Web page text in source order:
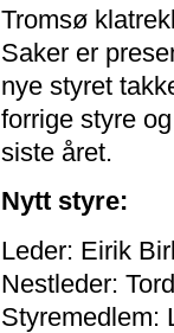
Tromsø
Saker er
nye styret
forrige styre
siste året.
Nytt styre:
Leder: Eirik
Nestleder:
Styremedlem: